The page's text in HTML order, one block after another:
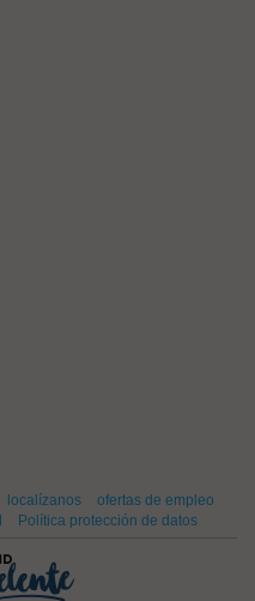
localízanos
ofertas de empleo
Política protección de datos